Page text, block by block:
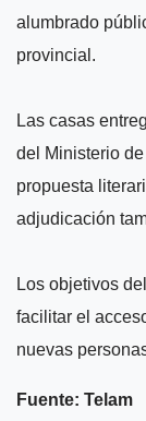
alumbrado
provincial.
Las casas
del Ministerio
propuesta
adjudicación
Los objetivos
facilitar el
nuevas
Fuente: Telam